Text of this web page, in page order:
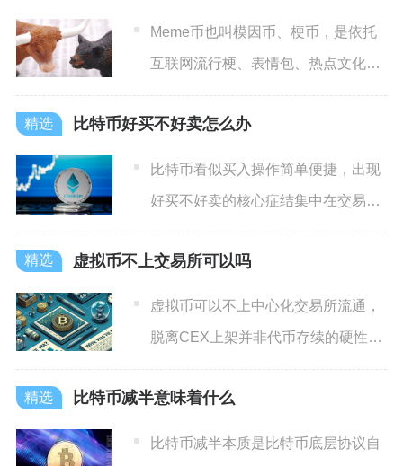
Meme币也叫模因币、梗币，是依托
互联网流行梗、表情包、热点文化诞
生的加密代币，无硬核技术
比特币好买不好卖怎么办
比特币看似买入操作简单便捷，出现
好买不好卖的核心症结集中在交易平
台流动性不足、订单挂单方式
虚拟币不上交易所可以吗
虚拟币可以不上中心化交易所流通，
脱离CEX上架并非代币存续的硬性门
槛，当下币圈有大量项目基
比特币减半意味着什么
比特币减半本质是比特币底层协议自